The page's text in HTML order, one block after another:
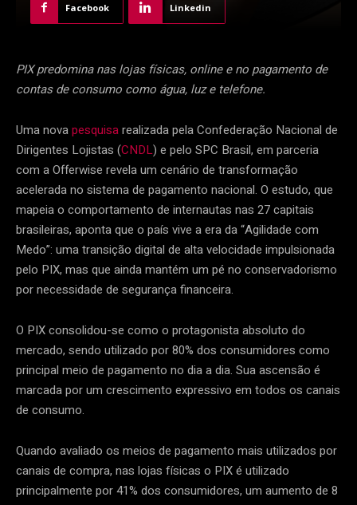
Facebook Linkedin
PIX predomina nas lojas físicas, online e no pagamento de
contas de consumo como água, luz e telefone.
Uma novapesquisarealizada pela Confederação Nacional de
Dirigentes Lojistas (CNDL) e pelo SPC Brasil, em parceria
com a Offerwise revela um cenário de transformação
acelerada no sistema de pagamento nacional. O estudo, que
mapeia o comportamento de internautas nas 27 capitais
brasileiras, aponta que o país vive a era da “Agilidade com
Medo”: uma transição digital de alta velocidade impulsionada
pelo PIX, mas que ainda mantém um pé no conservadorismo
por necessidade de segurança financeira.
O PIX consolidou-se como o protagonista absoluto do
mercado, sendo utilizado por 80% dos consumidores como
principal meio de pagamento no dia a dia. Sua ascensão é
marcada por um crescimento expressivo em todos os canais
de consumo.
Quando avaliado os meios de pagamento mais utilizados por
canais de compra, nas lojas físicas o PIX é utilizado
principalmente por 41% dos consumidores, um aumento de 8